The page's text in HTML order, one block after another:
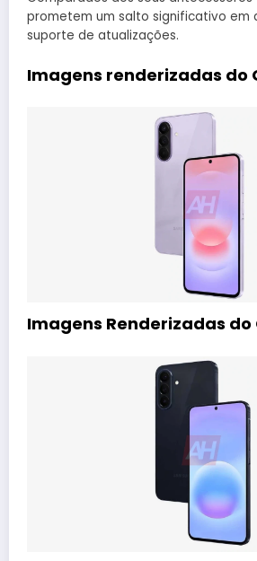
prometem um salto significativo em
suporte de atualizações.
Imagens renderizadas do
Imagens Renderizadas do